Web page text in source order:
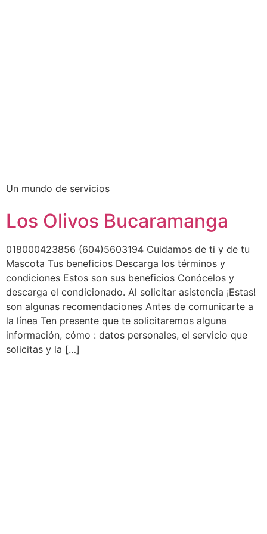
Un mundo de servicios
Los Olivos Bucaramanga
018000423856 (604)5603194 Cuidamos de ti y de tu
Mascota Tus beneficios Descarga los términos y
condiciones Estos son sus beneficios Conócelos y
descarga el condicionado. Al solicitar asistencia ¡Estas!
son algunas recomendaciones Antes de comunicarte a
la línea Ten presente que te solicitaremos alguna
información, cómo : datos personales, el servicio que
solicitas y la […]